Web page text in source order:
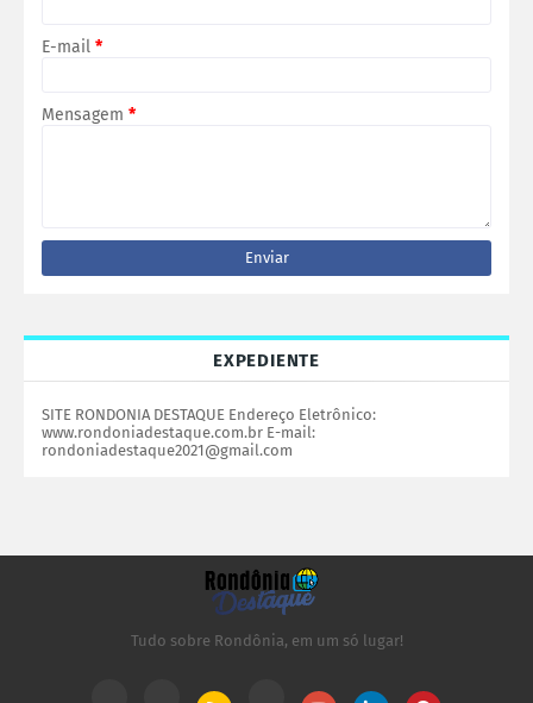
E-mail *
Mensagem *
EXPEDIENTE
SITE RONDONIA DESTAQUE Endereço Eletrônico:
www.rondoniadestaque.com.br E-mail:
rondoniadestaque2021@gmail.com
Tudo sobre Rondônia, em um só lugar!